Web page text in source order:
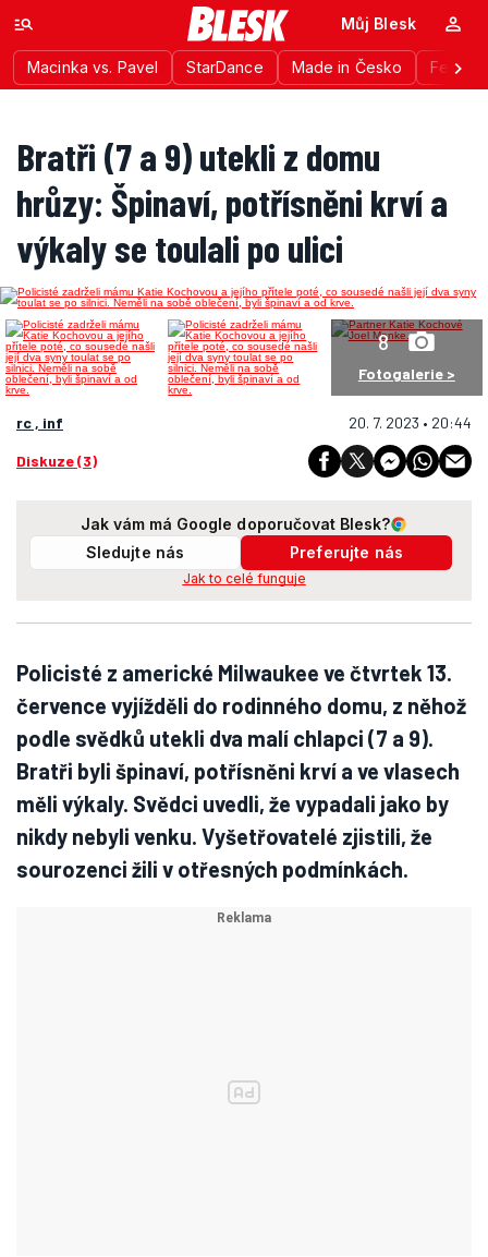
Macinka vs. Pavel StarDance Made in Česko
Můj Blesk
Bratři (7 a 9) utekli z domu
hrůzy: Špinaví, potřísněni krví a
výkaly se toulali po ulici
8
Fotogalerie >
rc , inf 20. 7. 2023 • 20:44
Diskuze (3)
Jak vám má Google doporučovat Blesk?
Sledujte nás
Preferujte nás
Jak to celé funguje
Policisté z americké Milwaukee ve čtvrtek 13.
července vyjížděli do rodinného domu, z něhož
podle svědků utekli dva malí chlapci (7 a 9).
Bratři byli špinaví, potřísněni krví a ve vlasech
měli výkaly. Svědci uvedli, že vypadali jako by
nikdy nebyli venku. Vyšetřovatelé zjistili, že
sourozenci žili v otřesných podmínkách.